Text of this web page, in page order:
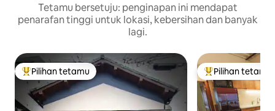
Tetamu bersetuju: penginapan ini mendapat
penarafan tinggi untuk lokasi, kebersihan dan banyak
lagi.
Pilihan utama tetamu
Pilihan tetamu Pilihan utama
Pilihan tetamu